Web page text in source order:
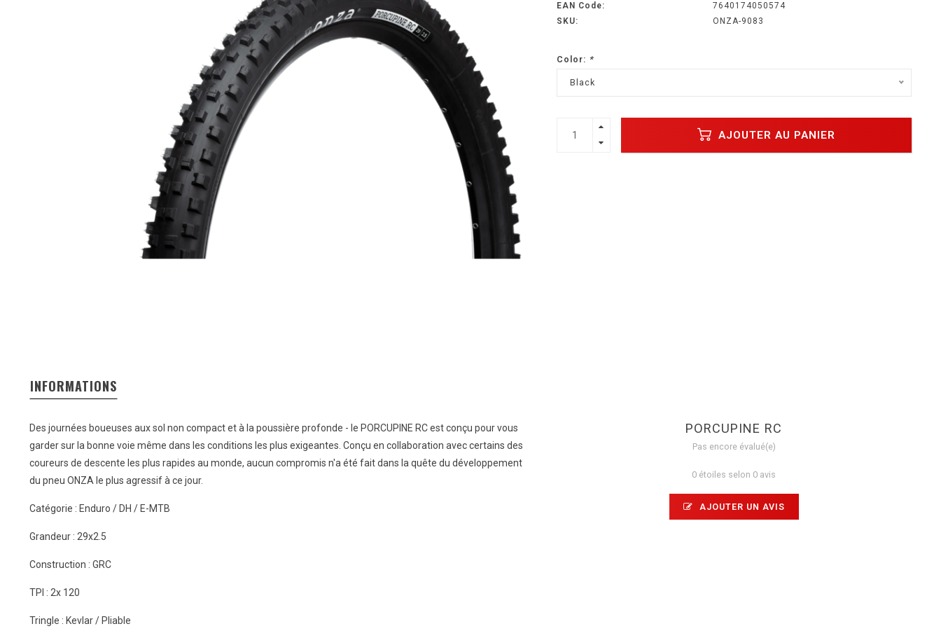
EAN Code:
7640174050574
SKU:
ONZA-9083
Color: *
Black
AJOUTER AU PANIER
INFORMATIONS
Des journées boueuses aux sol non compact et à la poussière profonde - le PORCUPINE RC est conçu pour vous
garder sur la bonne voie même dans les conditions les plus exigeantes. Conçu en collaboration avec certains des
coureurs de descente les plus rapides au monde, aucun compromis n'a été fait dans la quête du développement
du pneu ONZA le plus agressif à ce jour.
Catégorie : Enduro / DH / E-MTB
Grandeur : 29x2.5
Construction : GRC
TPI : 2x 120
Tringle : Kevlar / Pliable
PORCUPINE RC
Pas encore évalué(e)
0 étoiles selon 0 avis
AJOUTER UN AVIS